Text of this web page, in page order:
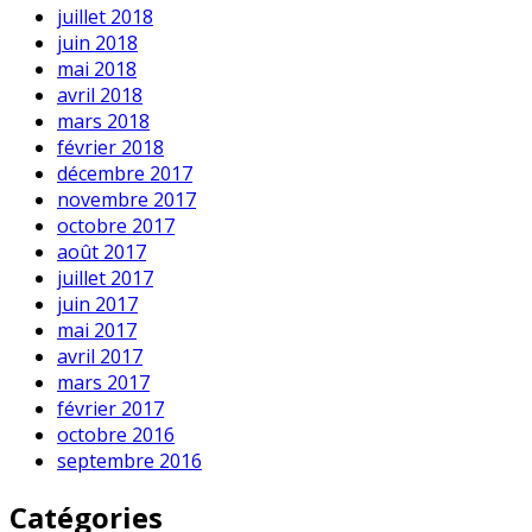
juillet 2018
juin 2018
mai 2018
avril 2018
mars 2018
février 2018
décembre 2017
novembre 2017
octobre 2017
août 2017
juillet 2017
juin 2017
mai 2017
avril 2017
mars 2017
février 2017
octobre 2016
septembre 2016
Catégories